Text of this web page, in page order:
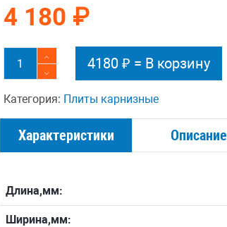
4 180 ₽
4180 ₽ = В корзину
Категория: Плиты карнизные
Характеристики Описание
Длина,мм:
Ширина,мм: